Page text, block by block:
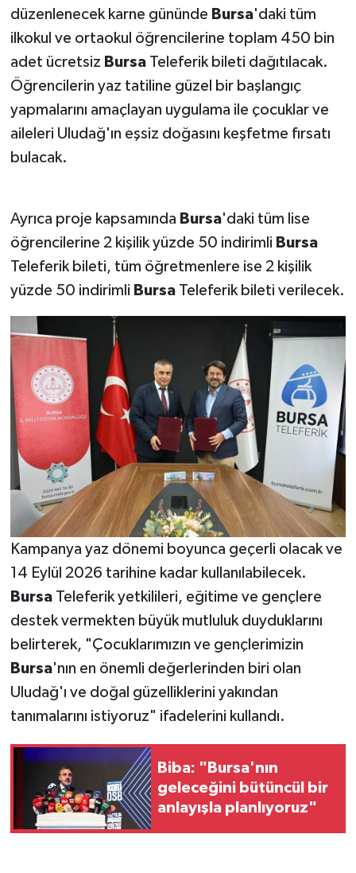
düzenlenecek karne gününde Bursa'daki tüm
ilkokul ve ortaokul öğrencilerine toplam 450 bin
adet ücretsiz BursaTeleferik bileti dağıtılacak.
Öğrencilerin yaz tatiline güzel bir başlangıç
yapmalarını amaçlayan uygulama ile çocuklar ve
aileleri Uludağ'ın eşsiz doğasını keşfetme fırsatı
bulacak.
Ayrıca proje kapsamında Bursa'daki tüm lise
öğrencilerine 2 kişilik yüzde 50 indirimli Bursa
Teleferik bileti, tüm öğretmenlere ise 2 kişilik
yüzde 50 indirimli BursaTeleferik bileti verilecek.
Kampanya yaz dönemi boyunca geçerli olacak ve
14 Eylül 2026 tarihine kadar kullanılabilecek.
BursaTeleferik yetkilileri, eğitime ve gençlere
destek vermekten büyük mutluluk duyduklarını
belirterek, "Çocuklarımızın ve gençlerimizin
Bursa'nın en önemli değerlerinden biri olan
Uludağ'ı ve doğal güzelliklerini yakından
tanımalarını istiyoruz" ifadelerini kullandı.
Biba: "Bursa'nın
geleceğini bütüncül bir
anlayışla planlıyoruz"